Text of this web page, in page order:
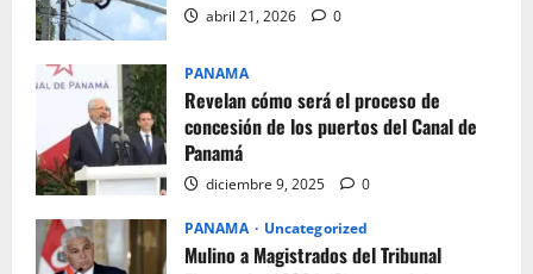
abril 21, 2026 0
PANAMA
Revelan cómo será el proceso de
concesión de los puertos del Canal de
Panamá
diciembre 9, 2025 0
PANAMA Uncategorized
Mulino a Magistrados del Tribunal